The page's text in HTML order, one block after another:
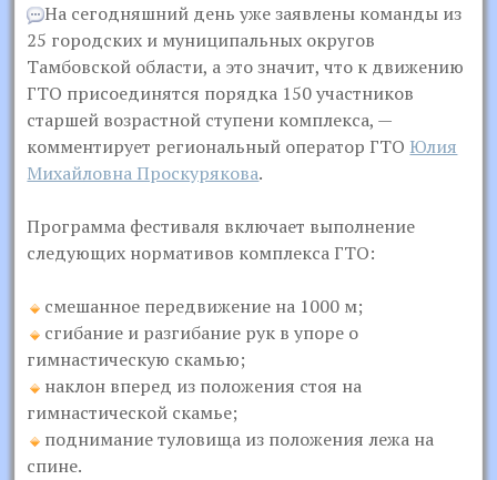
На сегодняшний день уже заявлены команды из
25 городских и муниципальных округов
Тамбовской области, а это значит, что к движению
ГТО присоединятся порядка 150 участников
старшей возрастной ступени комплекса, —
комментирует региональный оператор ГТО Юлия
Михайловна Проскурякова.
Программа фестиваля включает выполнение
следующих нормативов комплекса ГТО:
смешанное передвижение на 1000 м;
сгибание и разгибание рук в упоре о
гимнастическую скамью;
наклон вперед из положения стоя на
гимнастической скамье;
поднимание туловища из положения лежа на
спине.